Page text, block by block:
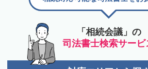
「相続会議」の
司法書士検索サービ